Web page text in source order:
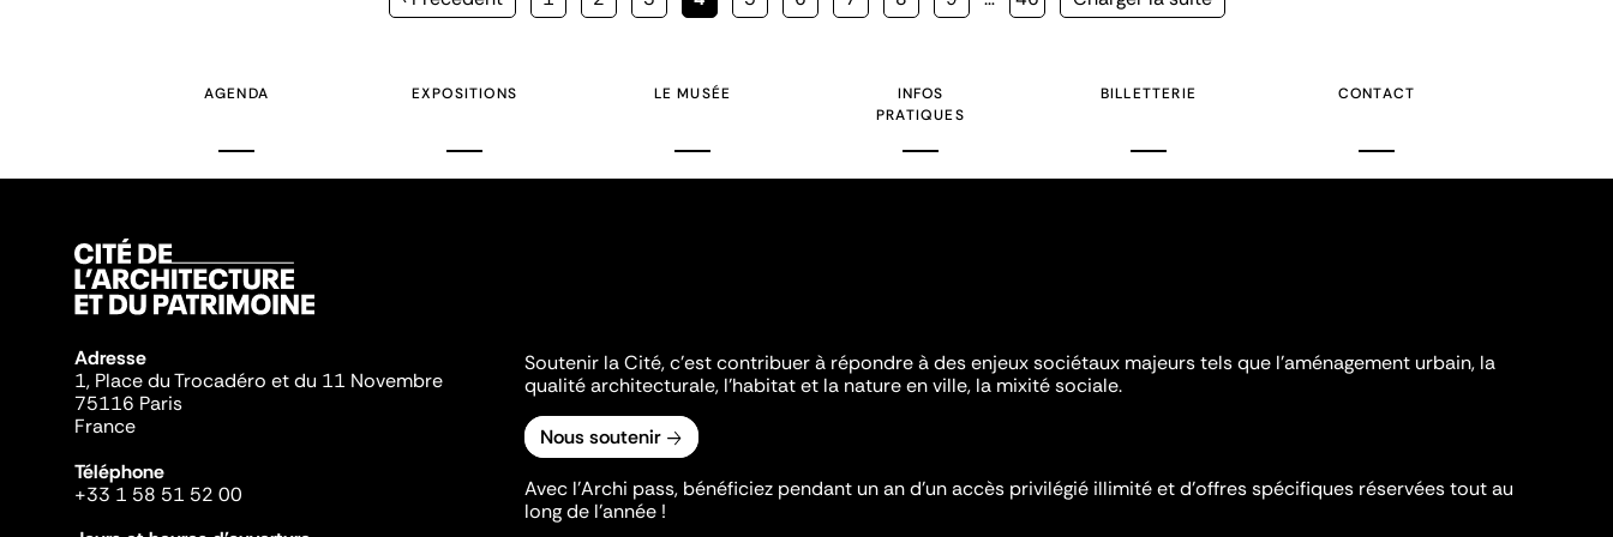
AGENDA EXPOSITIONS LE MUSÉE
INFOS
PRATIQUES
BILLETTERIE CONTACT
Adresse
1, Place du Trocadéro et du 11 Novembre
75116 Paris
France
Téléphone
+33 1 58 51 52 00
Soutenir la Cité, c'est contribuer à répondre à des enjeux sociétaux majeurs tels que l'aménagement urbain, la
qualité architecturale, l'habitat et la nature en ville, la mixité sociale.
Nous soutenir
Avec l’Archi pass, bénéficiez pendant un an d’un accès privilégié illimité et d’offres spécifiques réservées tout au
long de l’année !